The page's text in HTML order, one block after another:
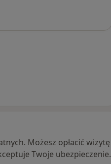
Możesz opłacić wizytę
Twoje ubezpieczenie.